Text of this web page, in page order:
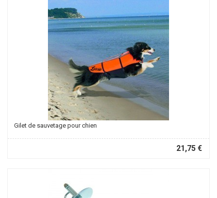
Gilet de sauvetage pour chien
21,75 €